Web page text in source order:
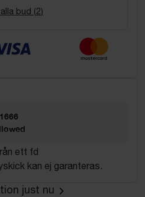
bud (2)
ett fd
kan ej garanteras.
just nu